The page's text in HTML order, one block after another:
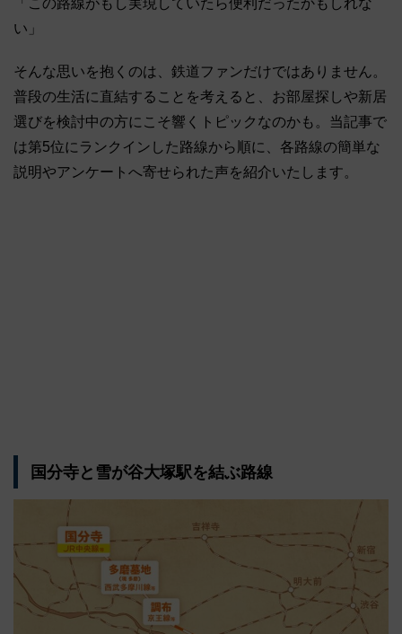
「この路線がもし実現していたら便利だったかもしれな
い」
そんな思いを抱くのは、鉄道ファンだけではありません。
普段の生活に直結することを考えると、お部屋探しや新居
選びを検討中の方にこそ響くトピックなのかも。当記事で
は第5位にランクインした路線から順に、各路線の簡単な
説明やアンケートへ寄せられた声を紹介いたします。
国分寺と雪が谷大塚駅を結ぶ路線